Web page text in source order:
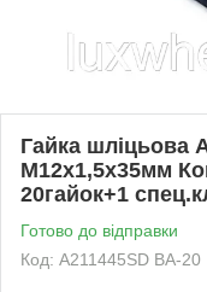
Гайка шліцьова
М12х1,5х35мм
20гайок+1
Готово до відправки
Код: A211445SD BA-20